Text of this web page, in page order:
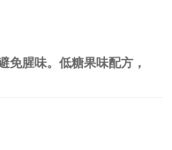
免腥味。低糖果味配方，